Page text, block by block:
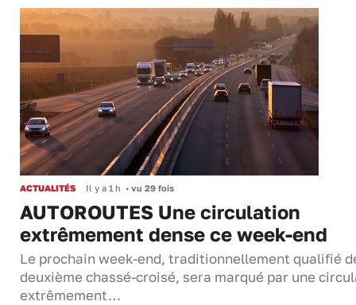
ACTUALITÉS Il y a 1 h • vu 29 fois
AUTOROUTES Une circulation
extrêmement dense ce week-end
Le prochain week-end, traditionnellement qualifié
deuxième chassé-croisé, sera marqué par une
extrêmement…